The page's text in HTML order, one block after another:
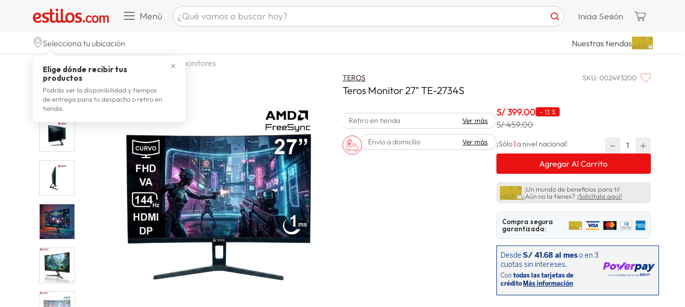
Menú ¿Qué vamos a buscar hoy?
tv
7. laptop
8. terrex
9. cocina
10. lavadora
Inicia Sesión
Selecciona tu ubicación
✕
Elige dónde recibir tus
productos
Podrás ver la disponibilidad y tiempos
de entrega para tu despacho o retiro en
tienda.
Nuestras tiendas
monitores
TEROS SKU: 002493200
Teros Monitor 27" TE-2734S
Retiro en tienda Ver más
Envío a domicilio Ver más
S/399.00 -13 %
S/ 459.00
¡Sólo1a nivel nacional! ＋
－
Agregar Al Carrito
¡Un mundo de beneficios para ti!
¿Aún no la tienes? ¡Solicítala aquí!
Compra segura
garantizada: